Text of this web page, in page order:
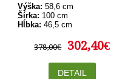
Výška: 58,6 cm
Šírka: 100 cm
Hĺbka: 46,5 cm
378,00€ 302,40€
DETAIL